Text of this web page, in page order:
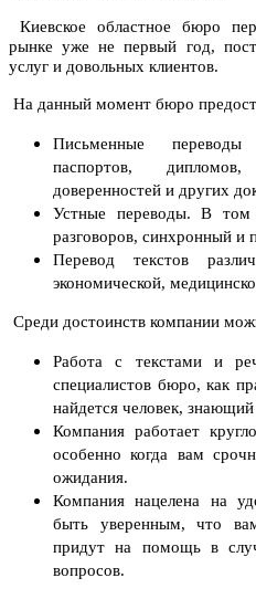
Киевское областное бюро
рынке уже не первый год,
услуг и довольных клиентов.
На данный момент бюро
Письменные переводы
паспортов, дипломов,
доверенностей и других
Устные переводы. В том
разговоров, синхронный и
Перевод текстов
экономической,
Среди достоинств компании
Работа с текстами и
специалистов бюро, как
найдется человек,
Компания работает
особенно когда вам
ожидания.
Компания нацелена на
быть уверенным, что
придут на помощь в
вопросов.